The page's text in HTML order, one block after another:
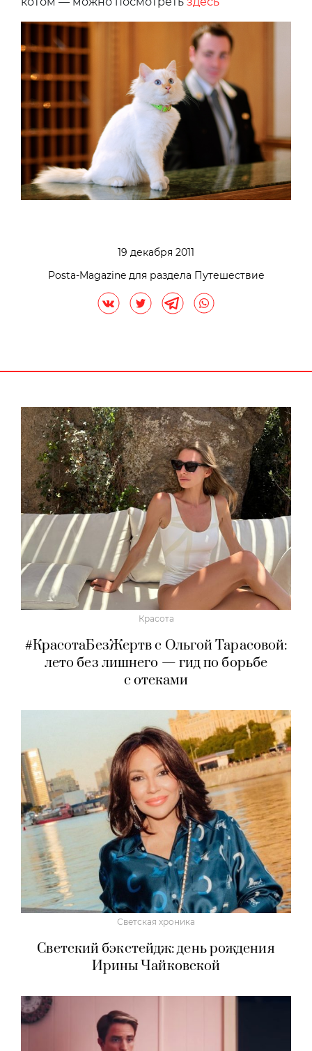
фестиваля в Антибе, Chateau Saint-
Martin&Spa во французском Вансе и Brenners
Park Hotel&Spa в Баден-Бадене.
112 Rue Du Faubourg Saint Honore
Тел: + 33 153 43 43 00
http://www.lebristolparis.com/
Фотогалерею с главным постояльцем
отеля — очаровательным белоснежным
котом — можно посмотреть здесь
19 декабря 2011
Posta-Magazine для раздела Путешествие
Красота
#КрасотаБезЖертв с Ольгой Тарасовой:
лето без лишнего — гид по борьбе
с отеками